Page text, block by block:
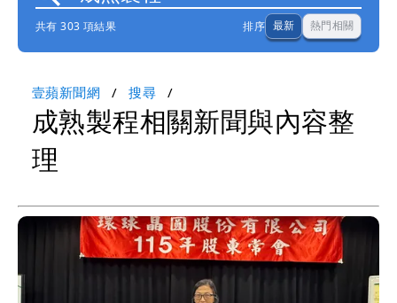
共有 303 項結果 排序 最新 熱門相關
壹蘋新聞網 搜尋
成熟製程相關新聞與內容整
理